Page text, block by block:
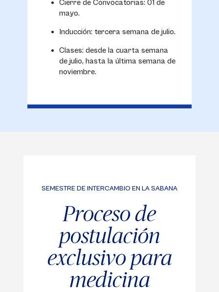
Cierre de Convocatorias: 01 de
mayo.
Inducción: tercera semana de julio.
Clases: desde la cuarta semana
de julio, hasta la última semana de
noviembre.
SEMESTRE DE INTERCAMBIO EN LA SABANA
Proceso de
postulación
exclusivo para
medicina